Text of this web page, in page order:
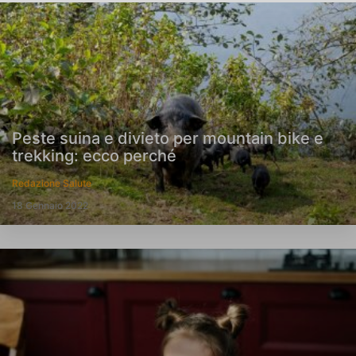
Peste suina e divieto per mountain bike e
trekking: ecco perché
Redazione Salute
18 Gennaio 2022